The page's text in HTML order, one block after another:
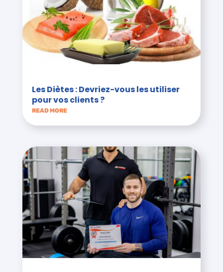
Les Diètes : Devriez-vous les utiliser
pour vos clients ?
READ MORE